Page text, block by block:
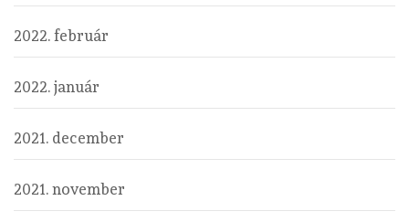
2022. február
2022. január
2021. december
2021. november